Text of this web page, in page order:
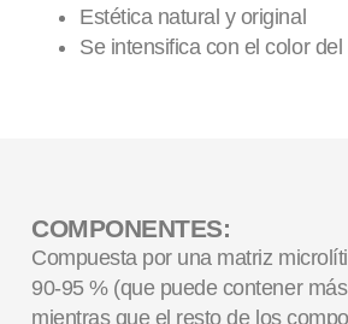
Estética natural y original
Se intensifica con el color del
COMPONENTES:
Compuesta por una matriz
90-95 % (que puede contener
mientras que el resto de los